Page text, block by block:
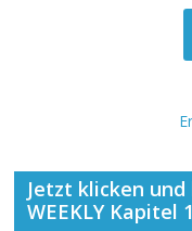
Jetzt klicken
WEEKLY Kapitel